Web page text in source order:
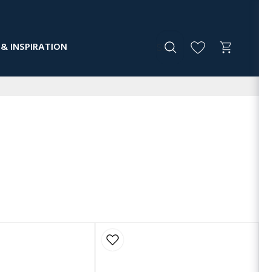
INSPIRATION
användning i professionella miljöer och håller